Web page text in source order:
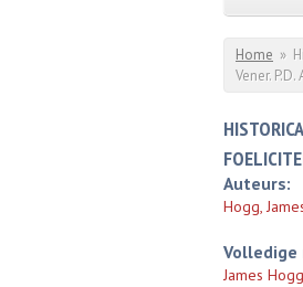
U
Home »
Vener.
Auteurs:
Hogg,
James Hogg